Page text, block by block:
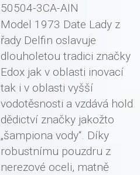
50504-3CA-AIN
Model 1973 Date Lady z
řady Delfin oslavuje
dlouholetou tradici značky
Edox jak v oblasti inovací
tak i v oblasti vyšší
vodotěsnosti a vzdává hold
dědictví značky jakožto
„šampiona vody“. Díky
robustnímu pouzdru z
nerezové oceli, matně